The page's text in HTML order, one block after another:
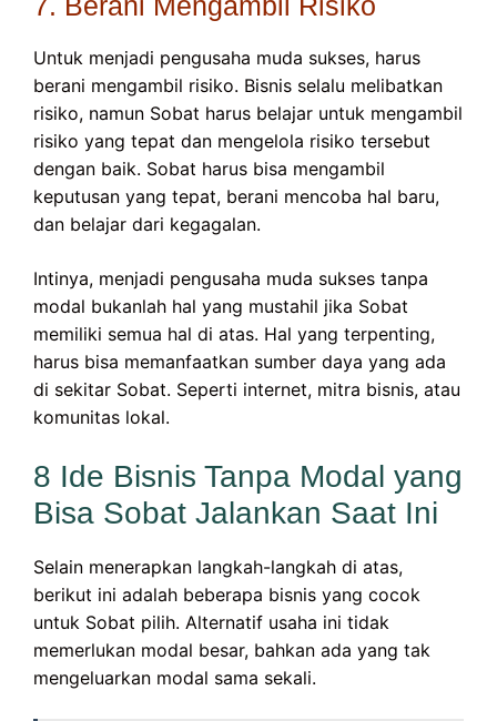
Untuk menjadi pengusaha muda sukses, harus
berani mengambil risiko. Bisnis selalu melibatkan
risiko, namun Sobat harus belajar untuk mengambil
risiko yang tepat dan mengelola risiko tersebut
dengan baik. Sobat harus bisa mengambil
keputusan yang tepat, berani mencoba hal baru,
dan belajar dari kegagalan.
Intinya, menjadi pengusaha muda sukses tanpa
modal bukanlah hal yang mustahil jika Sobat
memiliki semua hal di atas. Hal yang terpenting,
harus bisa memanfaatkan sumber daya yang ada
di sekitar Sobat. Seperti internet, mitra bisnis, atau
komunitas lokal.
8 Ide Bisnis Tanpa Modal yang
Bisa Sobat Jalankan Saat Ini
Selain menerapkan langkah-langkah di atas,
berikut ini adalah beberapa bisnis yang cocok
untuk Sobat pilih. Alternatif usaha ini tidak
memerlukan modal besar, bahkan ada yang tak
mengeluarkan modal sama sekali.